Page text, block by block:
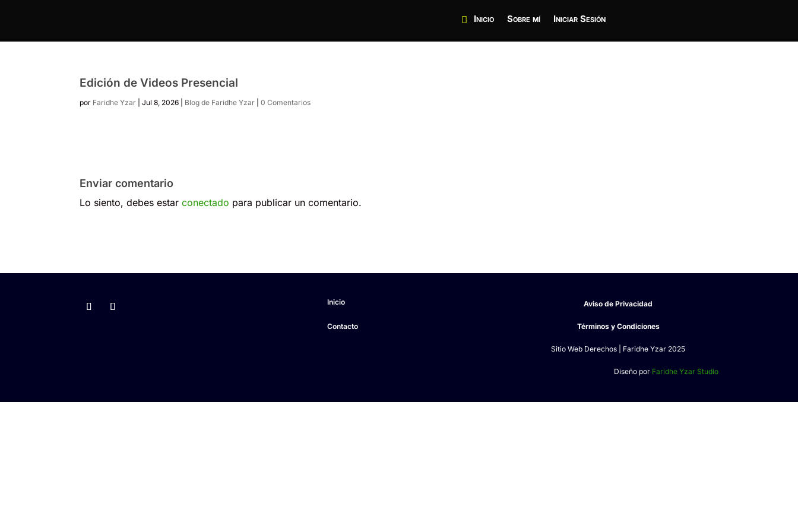
Inicio Sobre mí Iniciar Sesión
Edición de Videos Presencial
por Faridhe Yzar |Jul 8, 2026 Blog de Faridhe Yzar |0 Comentarios
Enviar comentario
Lo siento, debes estarconectado para publicar un comentario.
Inicio
Contacto
Aviso de Privacidad
Términos y Condiciones
Sitio Web Derechos | Faridhe Yzar 2025
Diseño por Faridhe Yzar Studio